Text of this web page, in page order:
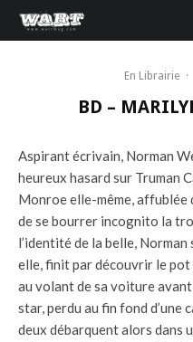
En Librairie ·
BD –
Aspirant écrivain, Norman
heureux hasard sur Truman
Monroe elle-même, affublée
de se bourrer incognito la
l’identité de la belle,
elle, finit par découvrir le pot
au volant de sa voiture
star, perdu au fin fond d’une
deux débarquent alors dans